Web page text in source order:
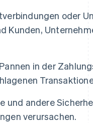
oder
Kunden,
in der
und andere
verursachen.